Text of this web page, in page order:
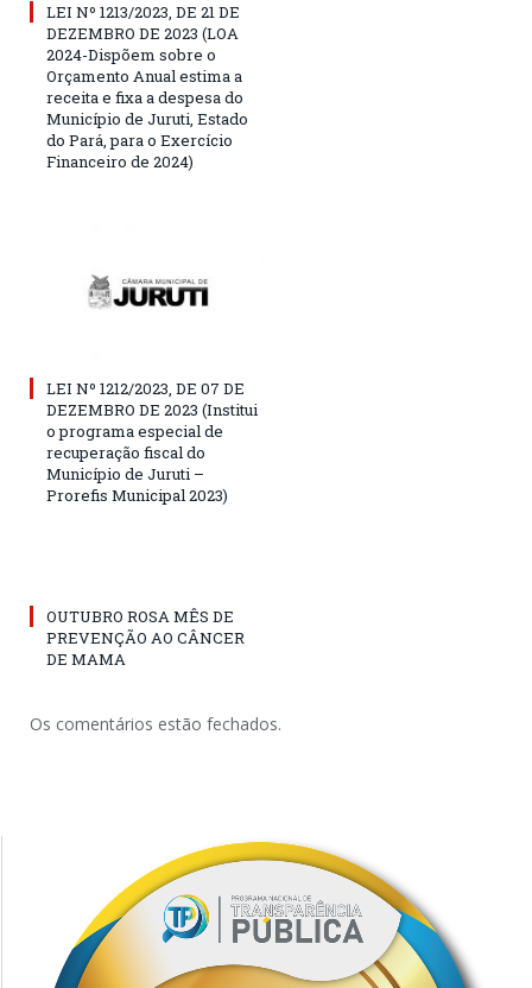
LEI Nº 1213/2023, DE 21 DE
DEZEMBRO DE 2023 (LOA
2024-Dispõem sobre o
Orçamento Anual estima a
receita e fixa a despesa do
Município de Juruti, Estado
do Pará, para o Exercício
Financeiro de 2024)
LEI Nº 1212/2023, DE 07 DE
DEZEMBRO DE 2023 (Institui
o programa especial de
recuperação fiscal do
Município de Juruti –
Prorefis Municipal 2023)
OUTUBRO ROSA MÊS DE
PREVENÇÃO AO CÂNCER
DE MAMA
Os comentários estão fechados.